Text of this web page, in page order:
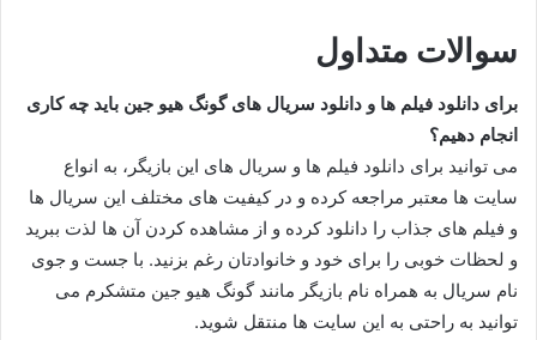
سوالات متداول
برای دانلود فیلم ها و دانلود سریال های گونگ هیو جین باید چه کاری
انجام دهیم؟
می توانید برای دانلود فیلم ها و سریال های این بازیگر، به انواع
سایت ها معتبر مراجعه کرده و در کیفیت های مختلف این سریال ها
و فیلم های جذاب را دانلود کرده و از مشاهده کردن آن ها لذت ببرید
و لحظات خوبی را برای خود و خانوادتان رغم بزنید. با جست و جوی
نام سریال به همراه نام بازیگر مانند گونگ هیو جین متشکرم می
توانید به راحتی به این سایت ها منتقل شوید.